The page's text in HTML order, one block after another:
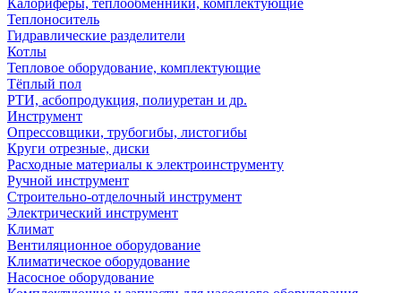
Калориферы, теплообменники, комплектующие
Теплоноситель
Гидравлические разделители
Котлы
Тепловое оборудование, комплектующие
Тёплый пол
РТИ, асбопродукция, полиуретан и др.
Инструмент
Опрессовщики, трубогибы, листогибы
Круги отрезные, диски
Расходные материалы к электроинструменту
Ручной инструмент
Строительно-отделочный инструмент
Электрический инструмент
Климат
Вентиляционное оборудование
Климатическое оборудование
Насосное оборудование